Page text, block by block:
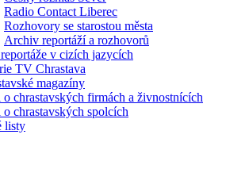
Radio Contact Liberec
Rozhovory se starostou města
Archiv reportáží a rozhovorů
v cizích jazycích
TV Chrastava
magazíny
o chrastavských firmách a živnostnících
o chrastavských spolcích
listy